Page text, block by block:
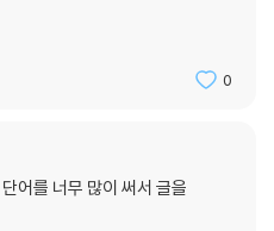
저자는 2부에서 새로운 시대의 생산
이완을 강조한 스캐터포커스는 얼
0
어를 너무 많이 써서 글을